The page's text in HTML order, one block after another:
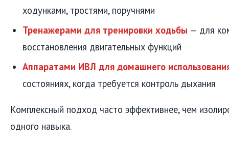
ходунками, тростями, поручнями
Тренажерами для тренировки ходьбы — для
восстановления двигательных функций
Аппаратами ИВЛ для домашнего
состояниях, когда требуется контроль дыхания
Комплексный подход часто эффективнее, чем
одного навыка.